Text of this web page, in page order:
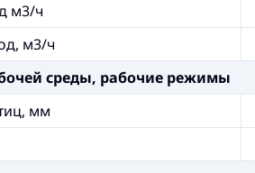
м3/ч
м3/ч
среды, рабочие режимы
мм